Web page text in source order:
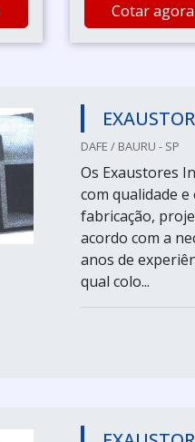
Cotar agora
DAFE / BAURU - SP
Os Exaustores
com qualidade
fabricação,
acordo com a
anos de
qual colo...